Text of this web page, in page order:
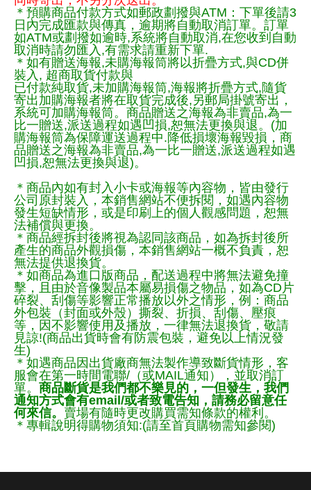
＊預購商品付款方式如郵政劃撥與ATM：下單後請3
日內完成匯款與傳真，逾期將自動取消訂單。訂單
如ATM或劃撥如逾時,系統將自動取消,在您收到自動
取消時請勿匯入,有需求請重新下單.
＊如有贈送海報,未購海報筒將以折疊方式,與CD併
裝入, 超商取貨付款與
已付款純取貨,未加購海報筒,海報將折疊方式,隨貨
寄出加購海報者將在取貨完成後,另郵局掛號寄出，
系統可加購海報筒。商品贈送之海報為非賣品,為一
比一贈送,派送過程如遇凹損,恕無法更換與退。(加
購海報筒為保障運送過程中.降低損壞海報毀損，商
品贈送之海報為非賣品,為一比一贈送,派送過程如遇
凹損,恕無法更換與退)。
＊商品內如有封入小卡或海報等內容物，皆由發行
公司原封裝入，本銷售網站不便拆閱，如遇內容物
發生短缺情形，或是印刷上的個人觀感問題，恕無
法補償與更換。
＊商品經拆封後將視為認同該商品，如為拆封後所
產生的商品外觀損傷，本銷售網站一概不負責，恕
無法提供退換貨。
＊如商品為進口版商品，配送過程中將無法避免撞
擊，且由於音像製品本屬易損傷之物品，如為CD片
碎裂、刮傷等影響正常播放以外之情形，例：商品
外包裝（封面或外殼）撕裂、折損、刮傷、壓痕
等，因不影響使用及播放，一律無法退換貨，敬請
見諒!(商品出貨時會有防震包裝，避免以上情況發
生)
＊如遇商品因出貨廠商無法製作導致斷貨情形，客
服會在第一時間電聯/（或MAIL通知），並取消訂
單。 商品斷貨是我們都不樂見的，一但發生，我們
通知方式會有email/或者致電告知，請務必留意任
何來信。 賣場有隨時更改購買需知條款的權利。
＊專輯說明得購物須知:(請至首頁購物需知參閱)